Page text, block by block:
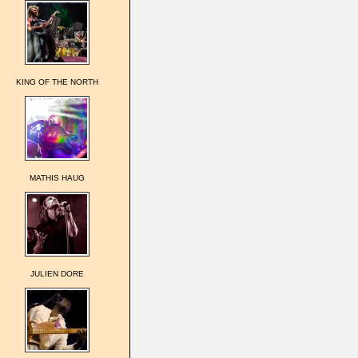
KING OF THE NORTH
MATHIS HAUG
JULIEN DORE